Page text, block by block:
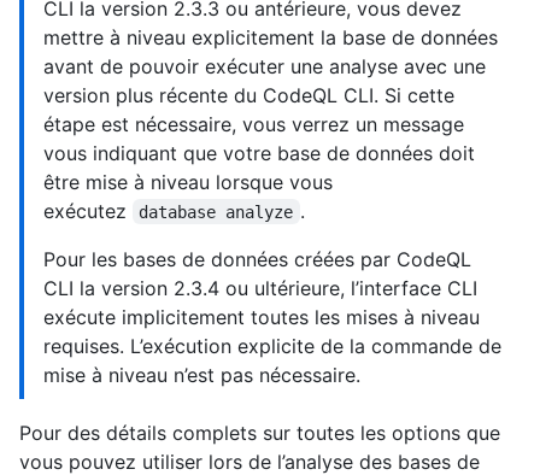
CLI la version 2.3.3 ou antérieure, vous devez
mettre à niveau explicitement la base de données
avant de pouvoir exécuter une analyse avec une
version plus récente du CodeQL CLI. Si cette
étape est nécessaire, vous verrez un message
vous indiquant que votre base de données doit
être mise à niveau lorsque vous
exécutez
database analyze .
Pour les bases de données créées par CodeQL
CLI la version 2.3.4 ou ultérieure, l’interface CLI
exécute implicitement toutes les mises à niveau
requises. L’exécution explicite de la commande de
mise à niveau n’est pas nécessaire.
Pour des détails complets sur toutes les options que
vous pouvez utiliser lors de l’analyse des bases de